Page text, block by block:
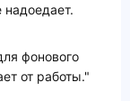
фонового
от работы."